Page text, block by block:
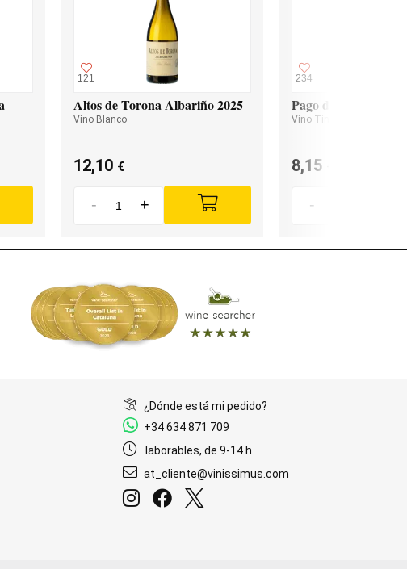
121
Altos de Torona Albariño 2025
Vino Blanco
12,10 €
- +
234
Pago de Valdoneje
Vino Tinto
8,15
-
¿Dónde está mi pedido?
+34 634 871 709
laborables, de 9-14 h
at_cliente@vinissimus.com